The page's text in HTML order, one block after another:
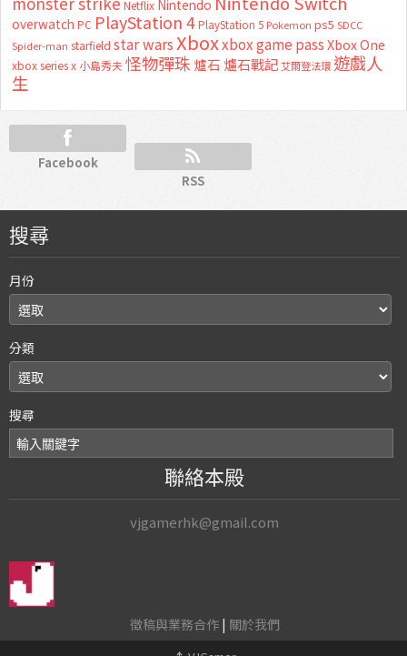
Netflix Nintendo
overwatch PC PlayStation 4 PlayStation 5 Pokemon ps5 SDCC
Spider-man starfield star warsXboxxbox game passXbox One
xbox series x 小島秀夫怪物彈珠 爐石 爐石戰記艾爾登法環 遊戲人
生
Facebook
RSS
搜尋
月份
分類
搜尋
聯絡本殿
vjgamerhk@gmail.com
徵稿與業務合作| 關於我們